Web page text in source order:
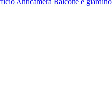
Anticamera Balcone e giardino